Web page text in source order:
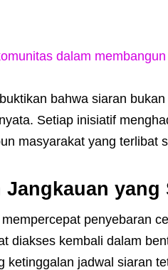
dalam
bahwa siaran
Setiap inisiatif
masyarakat yang terlibat
yang
penyebaran
diakses kembali dalam
ketinggalan jadwal siaran